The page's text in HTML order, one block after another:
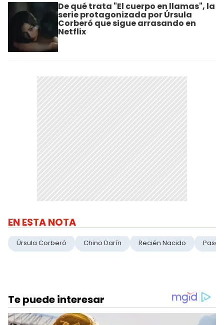
De qué trata "El cuerpo en llamas", la
serie protagonizada por Úrsula
Corberó que sigue arrasando en
Netflix
EN ESTA NOTA
Úrsula Corberó Chino Darín Recién Nacido Paseo